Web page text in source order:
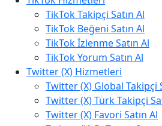
TikTok Takipçi Satın Al
TikTok Beğeni Satın Al
TikTok İzlenme Satın Al
TikTok Yorum Satın Al
Twitter (X) Hizmetleri
Twitter (X) Global Takipçi
Twitter (X) Türk Takipçi
Twitter (X) Favori Satın Al